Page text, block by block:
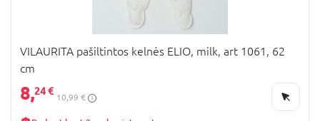
VILAURITA pašiltintos kelnės ELIO, milk, art 1061, 62
cm
8,24 €
10,99 €